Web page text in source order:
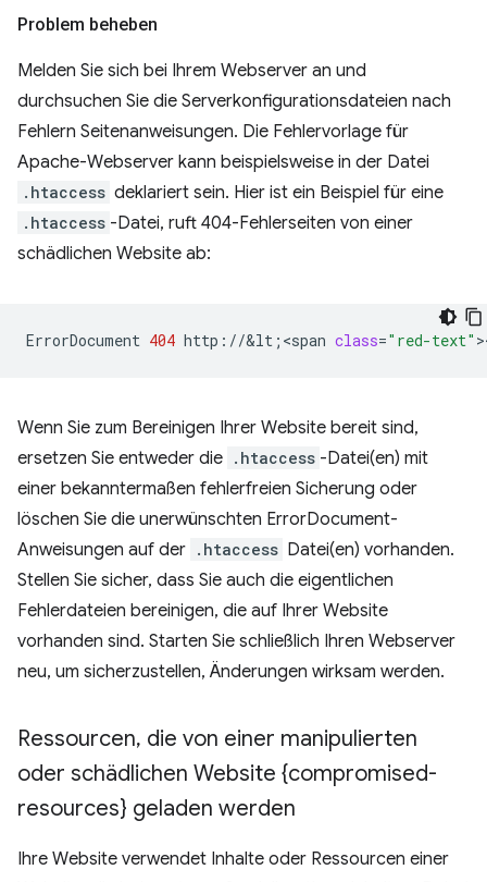
Problem beheben
Melden Sie sich bei Ihrem Webserver an und
durchsuchen Sie die Serverkonfigurationsdateien nach
Fehlern Seitenanweisungen. Die Fehlervorlage für
Apache-Webserver kann beispielsweise in der Datei
.htaccess deklariert sein. Hier ist ein Beispiel für eine
.htaccess -Datei, ruft 404-Fehlerseiten von einer
schädlichen Website ab:
ErrorDocument 404 http://&lt ; <span class="red-text"
Wenn Sie zum Bereinigen Ihrer Website bereit sind,
ersetzen Sie entweder die .htaccess -Datei(en) mit
einer bekanntermaßen fehlerfreien Sicherung oder
löschen Sie die unerwünschten ErrorDocument-
Anweisungen auf der .htaccess Datei(en) vorhanden.
Stellen Sie sicher, dass Sie auch die eigentlichen
Fehlerdateien bereinigen, die auf Ihrer Website
vorhanden sind. Starten Sie schließlich Ihren Webserver
neu, um sicherzustellen, Änderungen wirksam werden.
Ressourcen, die von einer manipulierten
oder schädlichen Website {compromised-
resources} geladen werden
Ihre Website verwendet Inhalte oder Ressourcen einer